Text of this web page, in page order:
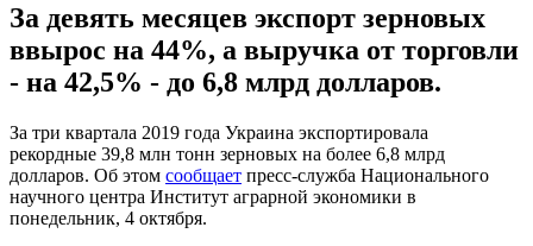
За девять месяцев экспорт зерновых
ввырос на 44%, а выручка от торговли
- на 42,5% - до 6,8 млрд долларов.
За три квартала 2019 года Украина экспортировала
рекордные 39,8 млн тонн зерновых на более 6,8 млрд
долларов. Об этом сообщает пресс-служба Национального
научного центра Институт аграрной экономики в
понедельник, 4 октября.